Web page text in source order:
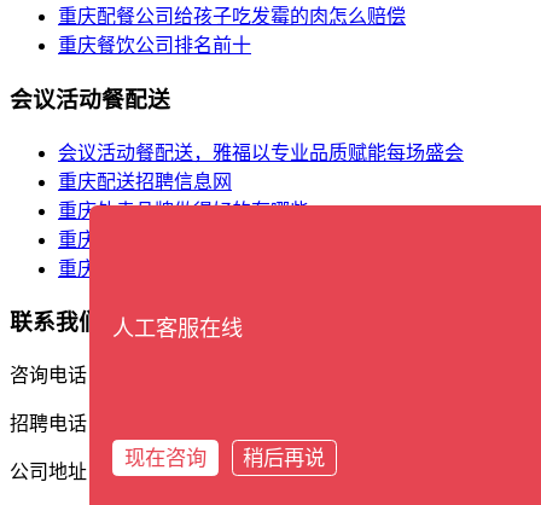
重庆配餐公司给孩子吃发霉的肉怎么赔偿
重庆餐饮公司排名前十
会议活动餐配送
会议活动餐配送，雅福以专业品质赋能每场盛会
重庆配送招聘信息网
重庆外卖品牌做得好的有哪些
重庆外卖小哥
重庆餐饮食材批发市场在哪里
联系我们
咨询电话：17338388561
招聘电话：13609402162
公司地址：重庆市渝北区石盘河商务区宝环东路2号
人工客服在线
现在咨询 稍后再说